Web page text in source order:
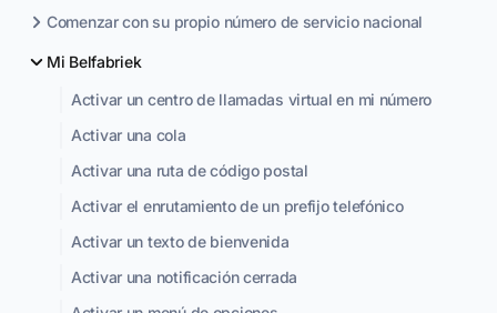
Comenzar con su propio número de servicio nacional
Mi Belfabriek
Activar un centro de llamadas virtual en mi número
Activar una cola
Activar una ruta de código postal
Activar el enrutamiento de un prefijo telefónico
Activar un texto de bienvenida
Activar una notificación cerrada